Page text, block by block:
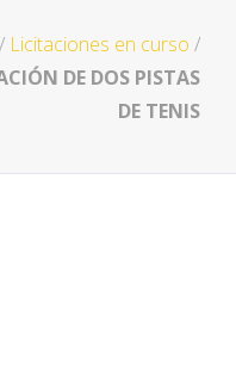
/ Licitaciones en curso /
DE DOS PISTAS
DE TENIS